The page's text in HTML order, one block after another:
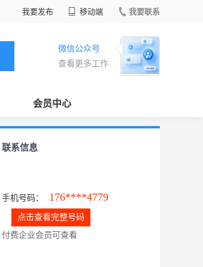
我要发布 移动端 我要联系
微信公众号
查看更多工作
会员中心
联系信息
手机号码： 176****4779
点击查看完整号码
付费企业会员可查看